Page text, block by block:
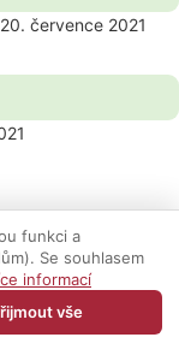
20. července 2021
| Kontakt
s.r.o.
funkci a
Se souhlasem
informací
vše